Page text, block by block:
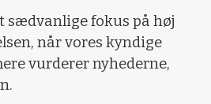
sædvanlige fokus på høj
når vores kyndige
vurderer nyhederne,